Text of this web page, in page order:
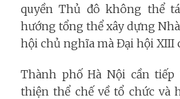
quyền Thủ đô không thể
hướng tổng thể xây dựng
hội chủ nghĩa mà Đại hội XIII
Thành phố Hà Nội cần tiếp
thiện thể chế về tổ chức và